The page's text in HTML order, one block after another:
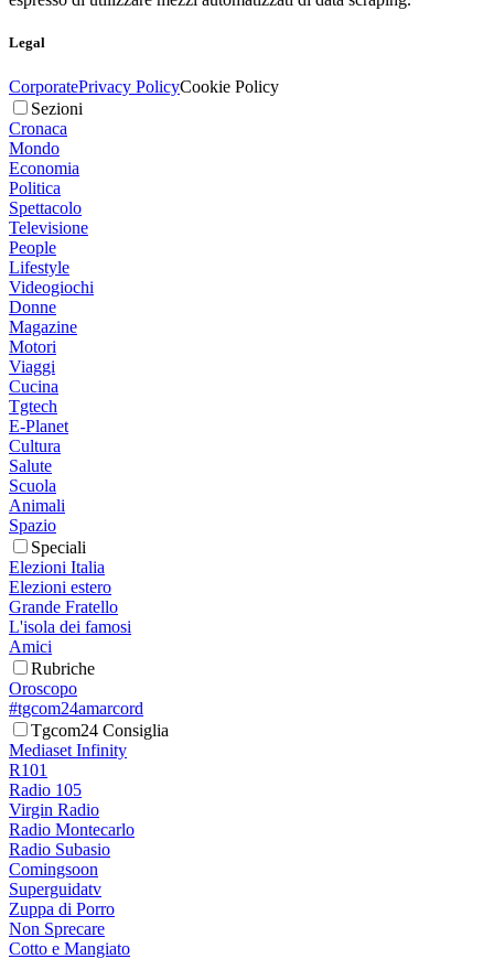
Legal
CorporatePrivacy PolicyCookie Policy
Sezioni
Cronaca
Mondo
Economia
Politica
Spettacolo
Televisione
People
Lifestyle
Videogiochi
Donne
Magazine
Motori
Viaggi
Cucina
Tgtech
E-Planet
Cultura
Salute
Scuola
Animali
Spazio
Speciali
Elezioni Italia
Elezioni estero
Grande Fratello
L'isola dei famosi
Amici
Rubriche
Oroscopo
#tgcom24amarcord
Tgcom24 Consiglia
Mediaset Infinity
R101
Radio 105
Virgin Radio
Radio Montecarlo
Radio Subasio
Comingsoon
Superguidatv
Zuppa di Porro
Non Sprecare
Cotto e Mangiato